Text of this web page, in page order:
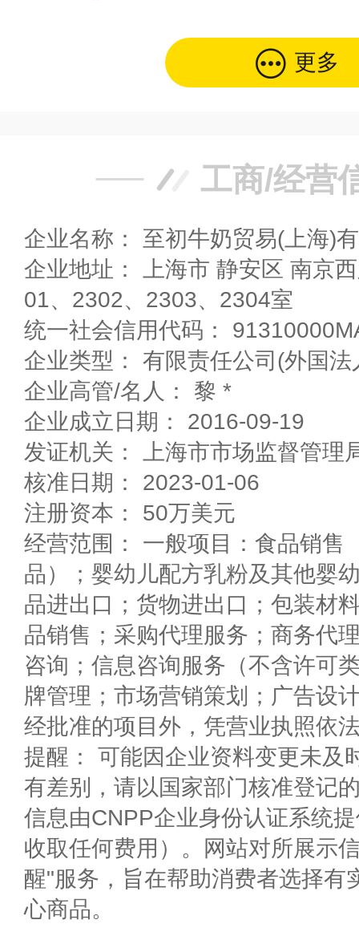
更多
工商/经营
企业名称： 至初牛奶贸易(上海)
企业地址： 上海市 静安区 南京西路1539号二座23层23
01、2302、2303、2304室
统一社会信用代码：
企业类型： 有限责任公司(外国法
企业高管/名人： 黎 *
企业成立日期： 2016-09-19
发证机关： 上海市市场监督管理
核准日期： 2023-01-06
注册资本： 50万美元
经营范围： 一般项目：食品销售
品）；婴幼儿配方乳粉及其他婴
品进出口；货物进出口；包装材
品销售；采购代理服务；商务代
咨询；信息咨询服务（不含许可
牌管理；市场营销策划；广告设
经批准的项目外，凭营业执照依
提醒： 可能因企业资料变更未及
有差别，请以国家部门核准登记
信息由CNPP企业身份认证系统
收取任何费用）。网站对所展示
醒"服务，旨在帮助消费者选择有
心商品。